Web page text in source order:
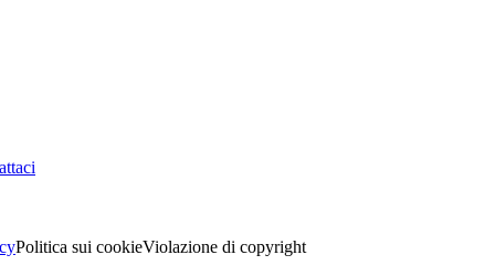
Politica sui cookieViolazione di copyright